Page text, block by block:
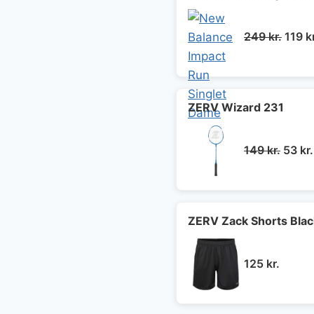
249kr. Den
119
ZERV Wizard 231
149kr. Den
149
53 kr.
ZERV Zack Shorts
125 kr.